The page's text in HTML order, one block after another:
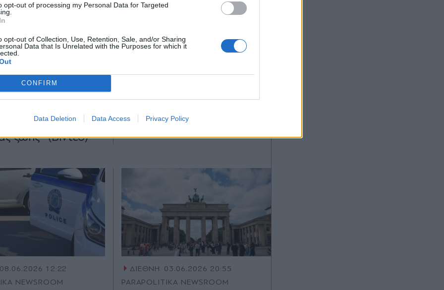
opt-out of processing my Personal Data for Targeted
opt-out of Collection, Use, Retention, Sale, and/or Sharing
Data that Is Unrelated with the Purposes for which it
CONFIRM
Data Deletion Data Access Privacy Policy
NEWSROOM
με "τεχνικούς"
Έκλεψαν 200
και
- "Χάθηκαν οι
ζωής" (Βίντεο)
PARAPOLITIKA NEWSROOM
ηλικιωμένων που φτάνουν
08.06.2026 12:22
NEWSROOM
ΔΙΕΘΝΗ
03.06.2026 20:55
PARAPOLITIKA NEWSROOM